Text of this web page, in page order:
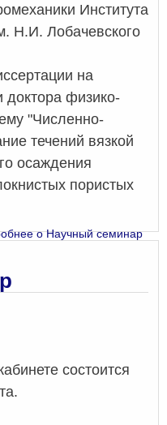
Института
Н.И. Лобачевского
на
доктора физико-
"Численно-
течений вязкой
осаждения
пористых
о Научный семинар
состоится